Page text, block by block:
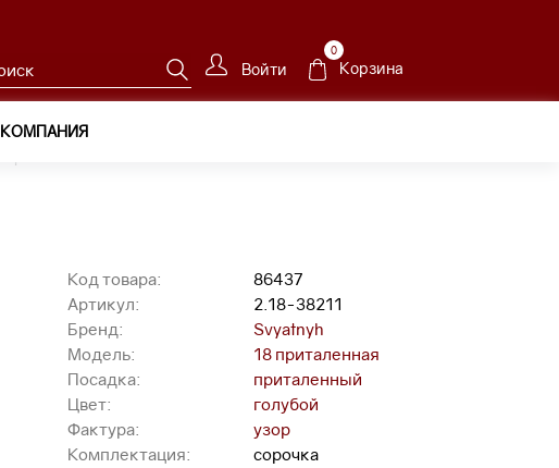
Войти
0
Корзина
КОМПАНИЯ
Код товара:
86437
Артикул:
2.18-38211
Бренд:
Svyatnyh
Модель:
18 приталенная
Посадка:
приталенный
Цвет:
голубой
Фактура:
узор
Комплектация:
сорочка